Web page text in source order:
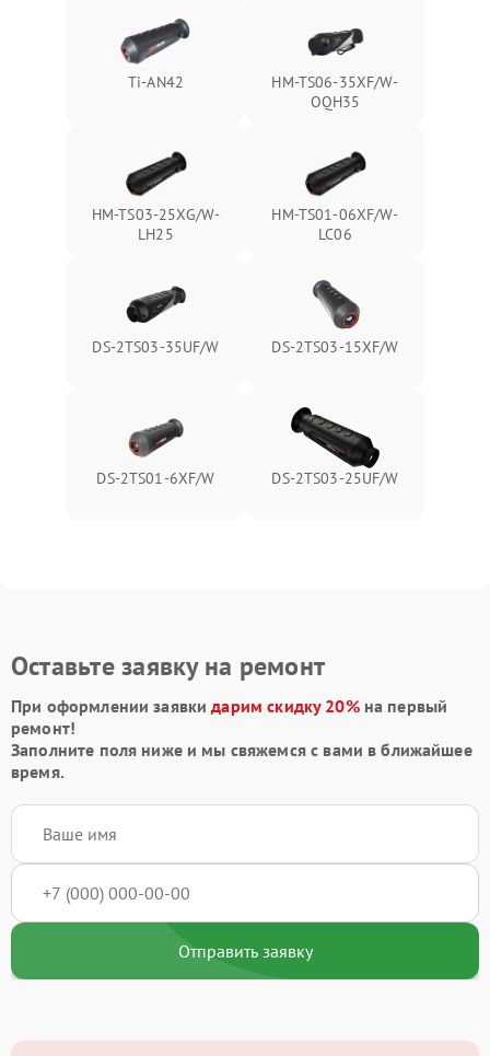
Ti-AN42
HM-TS06-35XF/W-
OQH35
HM-TS03-25XG/W-
LH25
HM-TS01-06XF/W-
LC06
DS-2TS03-35UF/W DS-2TS03-15XF/W
DS-2TS01-6XF/W DS-2TS03-25UF/W
Оставьте заявку на ремонт
При оформлении заявкидарим скидку 20%на первый
ремонт!
Заполните поля ниже и мы свяжемся с вами в ближайшее
время.
Отправить заявку